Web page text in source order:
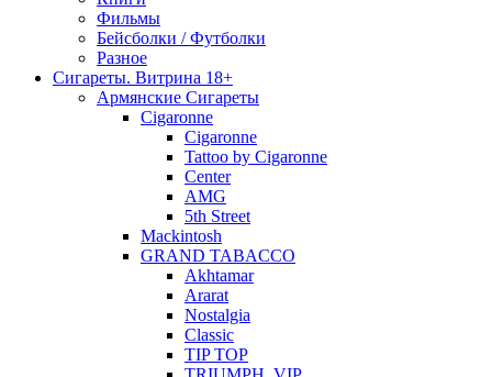
Фильмы
Бейсболки / Футболки
Разное
Сигареты. Витрина 18+
Армянские Сигареты
Cigaronne
Cigaronne
Tattoo by Cigaronne
Center
AMG
5th Street
Mackintosh
GRAND TABACCO
Akhtamar
Ararat
Nostalgia
Classic
TIP TOP